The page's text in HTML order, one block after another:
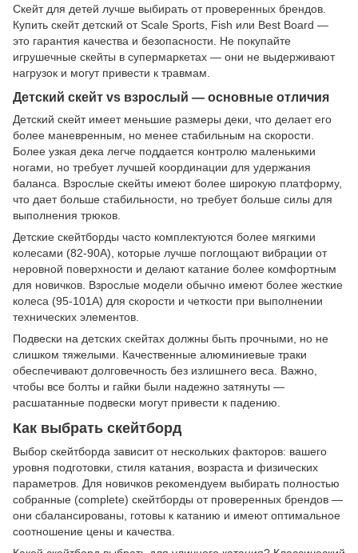
Скейт для детей лучше выбирать от проверенных брендов.
Купить скейт детский от Scale Sports, Fish или Best Board —
это гарантия качества и безопасности. Не покупайте
игрушечные скейты в супермаркетах — они не выдерживают
нагрузок и могут привести к травмам.
Детский скейт vs взрослый — основные отличия
Детский скейт имеет меньшие размеры деки, что делает его
более маневренным, но менее стабильным на скорости.
Более узкая дека легче поддается контролю маленькими
ногами, но требует лучшей координации для удержания
баланса. Взрослые скейты имеют более широкую платформу,
что дает больше стабильности, но требует больше силы для
выполнения трюков.
Детские скейтборды часто комплектуются более мягкими
колесами (82-90A), которые лучше поглощают вибрации от
неровной поверхности и делают катание более комфортным
для новичков. Взрослые модели обычно имеют более жесткие
колеса (95-101A) для скорости и четкости при выполнении
технических элементов.
Подвески на детских скейтах должны быть прочными, но не
слишком тяжелыми. Качественные алюминиевые траки
обеспечивают долговечность без излишнего веса. Важно,
чтобы все болты и гайки были надежно затянуты —
расшатанные подвески могут привести к падению.
Как выбрать скейтборд
Выбор скейтборда зависит от нескольких факторов: вашего
уровня подготовки, стиля катания, возраста и физических
параметров. Для новичков рекомендуем выбирать полностью
собранные (complete) скейтборды от проверенных брендов —
они сбалансированы, готовы к катанию и имеют оптимальное
соотношение цены и качества.